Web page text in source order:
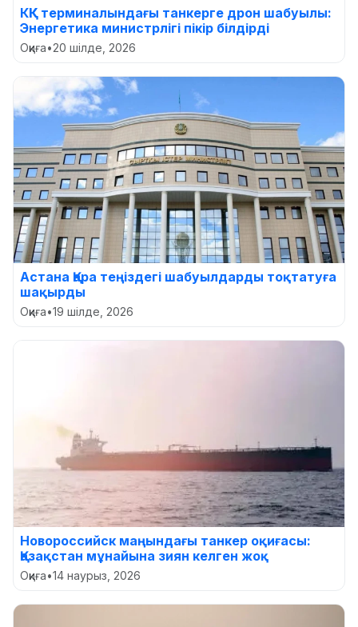
КҚК терминалындағы танкерге дрон шабуылы:
Энергетика министрлігі пікір білдірді
Оқиға•20 шілде, 2026
Астана Қара теңіздегі шабуылдарды тоқтатуға
шақырды
Оқиға•19 шілде, 2026
Новороссийск маңындағы танкер оқиғасы:
Қазақстан мұнайына зиян келген жоқ
Оқиға•14 наурыз, 2026